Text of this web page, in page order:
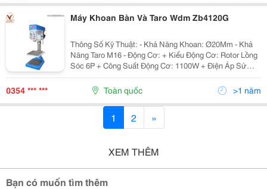
Máy Khoan Bàn Và Taro Wdm Zb4120G
Thông Số Kỹ Thuật: - Khả Năng Khoan: Ø20Mm - Khả
Năng Taro M16 - Động Cơ: + Kiểu Động Cơ: Rotor Lồng
Sóc 6P + Công Suất Động Cơ: 1100W + Điện Áp Sử
Dụng: 380V 3 Phase 50Hz - Trục Chính: + Kiểu Trục
0354 *** *** Toàn quốc >1 năm
1 2 »
XEM THÊM
Bạn có muốn tìm thêm